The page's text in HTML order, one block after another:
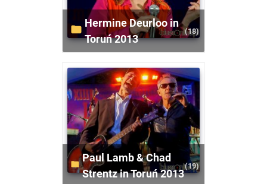
Hermine Deurloo in
Toruń 2013
(18)
Paul Lamb & Chad
Strentz in Toruń 2013
(19)